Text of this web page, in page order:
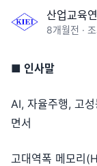
산업교육
8개월전 ·
■ 인사말
AI, 자율주행, 고
면서
고대역폭 메모리